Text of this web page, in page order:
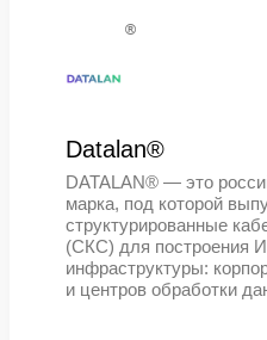
HOSTVM®
Российская
обеспечение